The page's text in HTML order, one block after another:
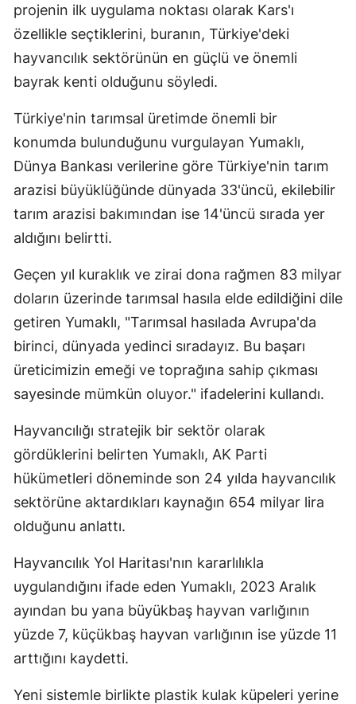
projenin ilk uygulama noktası olarak Kars'ı
özellikle seçtiklerini, buranın, Türkiye'deki
hayvancılık sektörünün en güçlü ve önemli
bayrak kenti olduğunu söyledi.
Türkiye'nin tarımsal üretimde önemli bir
konumda bulunduğunu vurgulayan Yumaklı,
Dünya Bankası verilerine göre Türkiye'nin tarım
arazisi büyüklüğünde dünyada 33'üncü, ekilebilir
tarım arazisi bakımından ise 14'üncü sırada yer
aldığını belirtti.
Geçen yıl kuraklık ve zirai dona rağmen 83 milyar
doların üzerinde tarımsal hasıla elde edildiğini dile
getiren Yumaklı, "Tarımsal hasılada Avrupa'da
birinci, dünyada yedinci sıradayız. Bu başarı
üreticimizin emeği ve toprağına sahip çıkması
sayesinde mümkün oluyor." ifadelerini kullandı.
Hayvancılığı stratejik bir sektör olarak
gördüklerini belirten Yumaklı, AK Parti
hükümetleri döneminde son 24 yılda hayvancılık
sektörüne aktardıkları kaynağın 654 milyar lira
olduğunu anlattı.
Hayvancılık Yol Haritası'nın kararlılıkla
uygulandığını ifade eden Yumaklı, 2023 Aralık
ayından bu yana büyükbaş hayvan varlığının
yüzde 7, küçükbaş hayvan varlığının ise yüzde 11
arttığını kaydetti.
Yeni sistemle birlikte plastik kulak küpeleri yerine